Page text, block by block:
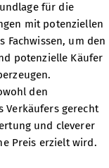
für die
mit potenziellen
Fachwissen, um den
potenzielle Käufer
den
Verkäufers gerecht
und cleverer
Preis erzielt wird.